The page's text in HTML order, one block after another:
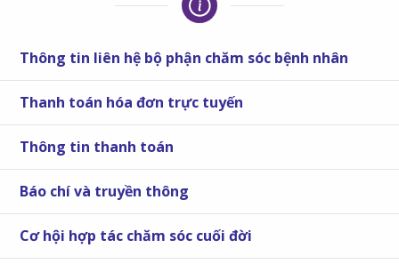
Thông tin liên hệ bộ phận chăm sóc bệnh nhân
Thanh toán hóa đơn trực tuyến
Thông tin thanh toán
Báo chí và truyền thông
Cơ hội hợp tác chăm sóc cuối đời